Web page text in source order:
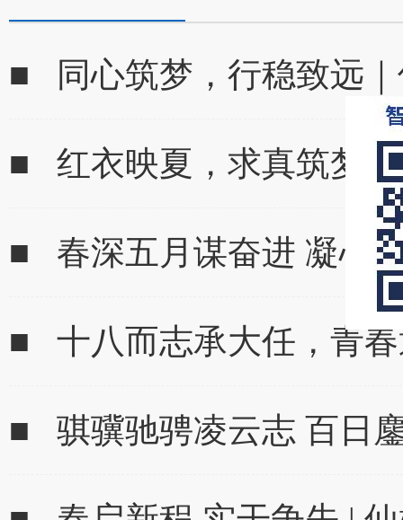
■ 同心筑梦，行稳致远
■ 红衣映夏，求真筑梦 |
■ 春深五月谋奋进 凝心
■ 十八而志承大任，青
■ 骐骥驰骋凌云志 百日